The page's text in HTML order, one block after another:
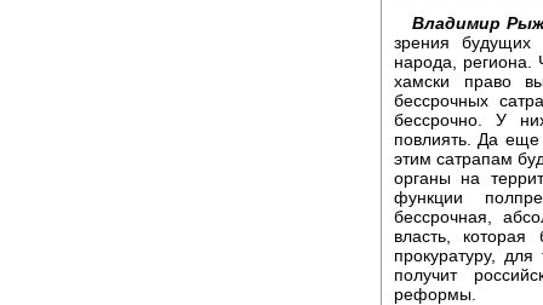
Владимир
зрения будущих
народа, региона.
хамски право
бессрочных
бессрочно. У
повлиять. Да
этим сатрапам
органы на
функции
бессрочная,
власть,
прокуратуру,
получит
реформы.